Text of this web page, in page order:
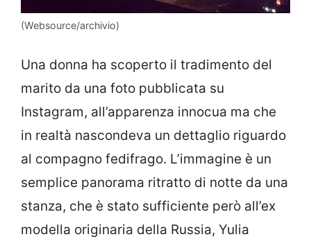
(Websource/archivio)
Una donna ha scoperto il tradimento del
marito da una foto pubblicata su
Instagram, all’apparenza innocua ma che
in realtà nascondeva un dettaglio riguardo
al compagno fedifrago. L’immagine è un
semplice panorama ritratto di notte da una
stanza, che è stato sufficiente però all’ex
modella originaria della Russia, Yulia